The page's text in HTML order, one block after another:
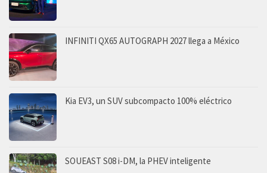
INFINITI QX65 AUTOGRAPH 2027 llega a México
Kia EV3, un SUV subcompacto 100% eléctrico
SOUEAST S08 i-DM, la PHEV inteligente